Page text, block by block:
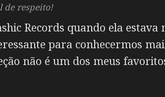
de respeito!
Records quando ela estava
para conhecermos
não é um dos meus